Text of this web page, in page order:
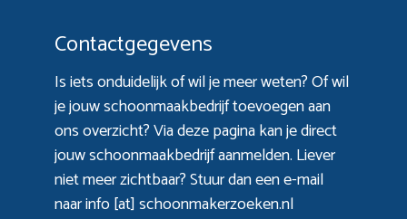
Contactgegevens
Is iets onduidelijk of wil je meer weten? Of wil
je jouw schoonmaakbedrijf toevoegen aan
ons overzicht? Viadeze paginakan je direct
jouw schoonmaakbedrijf aanmelden. Liever
niet meer zichtbaar? Stuur dan een e-mail
naar info [at] schoonmakerzoeken.nl